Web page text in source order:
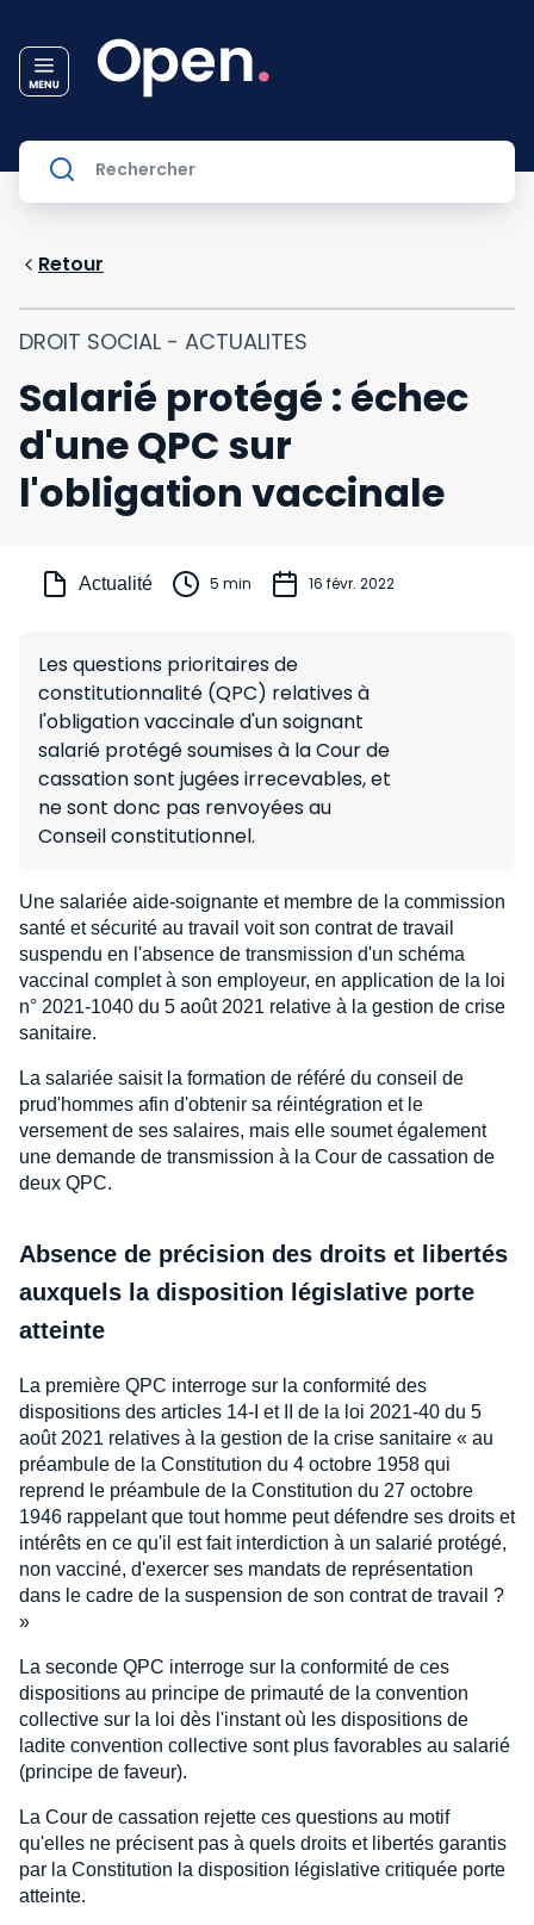
Retour
DROIT SOCIAL - ACTUALITES
Salarié protégé : échec
d'une QPC sur
l'obligation vaccinale
Actualité 5 min 16 févr. 2022
Les questions prioritaires de
constitutionnalité (QPC) relatives à
l'obligation vaccinale d'un soignant
salarié protégé soumises à la Cour de
cassation sont jugées irrecevables, et
ne sont donc pas renvoyées au
Conseil constitutionnel.
Une salariée aide-soignante et membre de la commission
santé et sécurité au travail voit son contrat de travail
suspendu en l'absence de transmission d'un schéma
vaccinal complet à son employeur, en application de la loi
n° 2021-1040 du 5 août 2021 relative à la gestion de crise
sanitaire.
La salariée saisit la formation de référé du conseil de
prud'hommes afin d'obtenir sa réintégration et le
versement de ses salaires, mais elle soumet également
une demande de transmission à la Cour de cassation de
deux QPC.
Absence de précision des droits et libertés
auxquels la disposition législative porte
atteinte
La première QPC interroge sur la conformité des
dispositions des articles 14-I et II de la loi 2021-40 du 5
août 2021 relatives à la gestion de la crise sanitaire « au
préambule de la Constitution du 4 octobre 1958 qui
reprend le préambule de la Constitution du 27 octobre
1946 rappelant que tout homme peut défendre ses droits et
intérêts en ce qu'il est fait interdiction à un salarié protégé,
non vacciné, d'exercer ses mandats de représentation
dans le cadre de la suspension de son contrat de travail ?
»
La seconde QPC interroge sur la conformité de ces
dispositions au principe de primauté de la convention
collective sur la loi dès l'instant où les dispositions de
ladite convention collective sont plus favorables au salarié
(principe de faveur).
La Cour de cassation rejette ces questions au motif
qu'elles ne précisent pas à quels droits et libertés garantis
par la Constitution la disposition législative critiquée porte
atteinte.